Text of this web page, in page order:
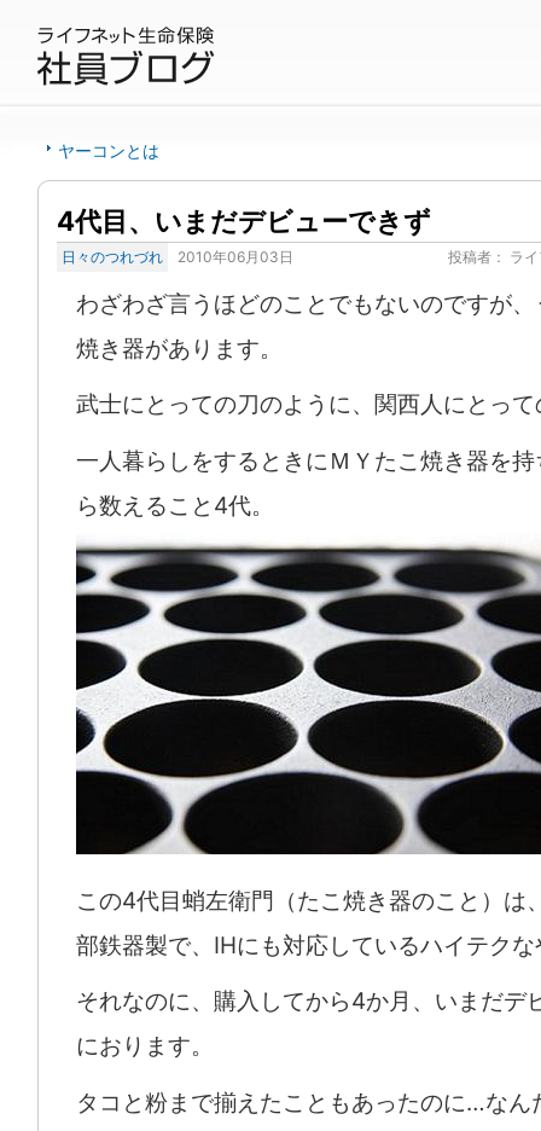
ヤーコンとは
4代目、いまだデビューできず
日々のつれづれ 2010年06月03日 投稿者： ラ
わざわざ言うほどのことでもないのですが
焼き器があります。
武士にとっての刀のように、関西人にとっ
一人暮らしをするときにＭＹたこ焼き器を
ら数えること4代。
この4代目蛸左衛門（たこ焼き器のこと）は
部鉄器製で、IHにも対応しているハイテク
それなのに、購入してから4か月、いまだデ
におります。
タコと粉まで揃えたこともあったのに…なん